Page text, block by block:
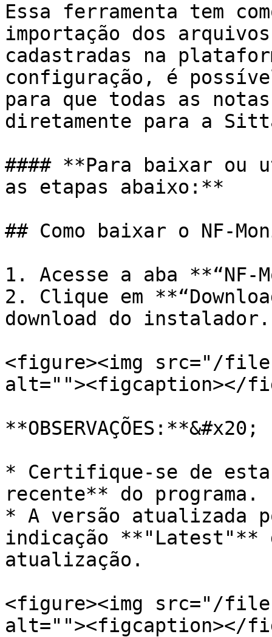
Essa ferramenta tem
importação dos
cadastradas na
configuração, é
para que todas as
diretamente para a
#### **Para baixar
as etapas abaixo:**
## Como baixar o NF-
1. Acesse a aba
2. Clique em
download do instalador.
<figure><img src="/files/
alt=""><figcaption></
**OBSERVAÇÕES:**&#x20;
* Certifique-se de
recente** do programa.
* A versão atualizada
indicação **"Latest"**
atualização.
<figure><img src="/files/
alt=""><figcaption></